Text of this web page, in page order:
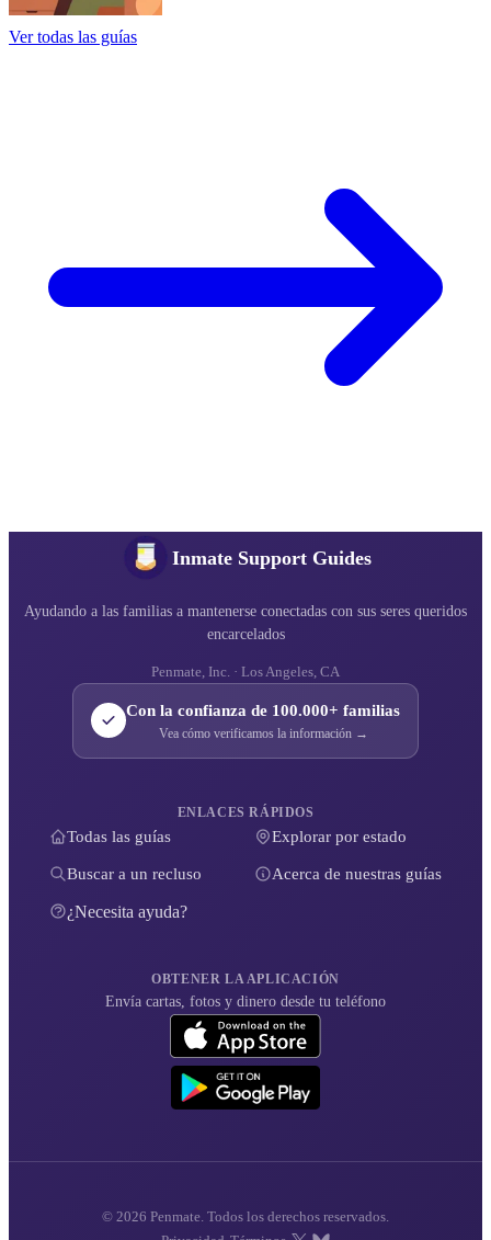
Ver todas las guías
Inmate Support Guides
Ayudando a las familias a mantenerse conectadas con sus seres queridos
encarcelados
Penmate, Inc. · Los Angeles, CA
Con la confianza de 100.000+ familias
Vea cómo verificamos la información →
ENLACES RÁPIDOS
Todas las guías Explorar por estado
Buscar a un recluso Acerca de nuestras guías
¿Necesita ayuda?
OBTENER LA APLICACIÓN
Envía cartas, fotos y dinero desde tu teléfono
© 2026 Penmate. Todos los derechos reservados.